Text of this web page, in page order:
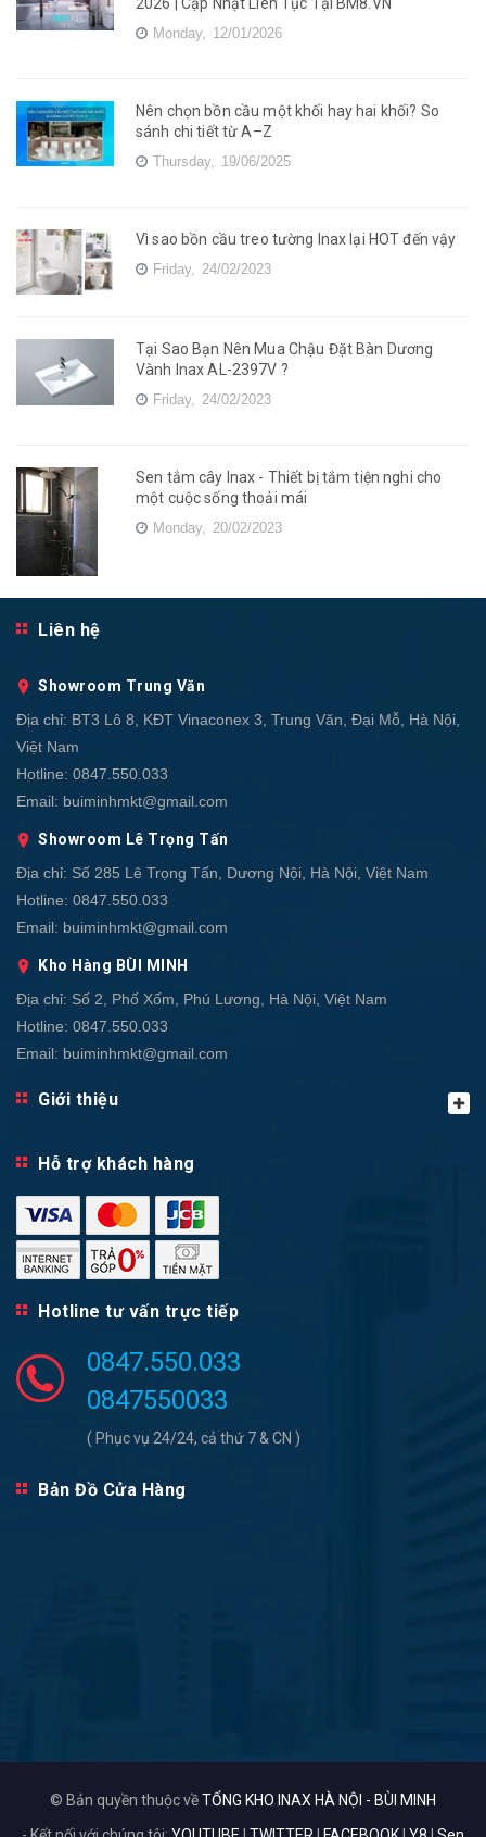
Monday, 12/01/2026
Nên chọn bồn cầu một khối hay hai khối? So
sánh chi tiết từ A–Z
Thursday, 19/06/2025
Vì sao bồn cầu treo tường Inax lại HOT đến vậy
Friday, 24/02/2023
Tại Sao Bạn Nên Mua Chậu Đặt Bàn Dương
Vành Inax AL-2397V ?
Friday, 24/02/2023
Sen tắm cây Inax - Thiết bị tắm tiện nghi cho
một cuộc sống thoải mái
Monday, 20/02/2023
Liên hệ
Showroom Trung Văn
Địa chỉ: BT3 Lô 8, KĐT Vinaconex 3, Trung Văn, Đại Mỗ, Hà Nội,
Việt Nam
Hotline: 0847.550.033
Email: buiminhmkt@gmail.com
Showroom Lê Trọng Tấn
Địa chỉ: Số 285 Lê Trọng Tấn, Dương Nội, Hà Nội, Việt Nam
Hotline: 0847.550.033
Email: buiminhmkt@gmail.com
Kho Hàng BÙI MINH
Địa chỉ: Số 2, Phố Xốm, Phú Lương, Hà Nội, Việt Nam
Hotline: 0847.550.033
Email: buiminhmkt@gmail.com
Giới thiệu
Hỗ trợ khách hàng
Hotline tư vấn trực tiếp
0847.550.033
0847550033
( Phục vụ 24/24, cả thứ 7 & CN )
Bản Đồ Cửa Hàng
© Bản quyền thuộc vềTỔNG KHO INAX HÀ NỘI - BÙI MINH